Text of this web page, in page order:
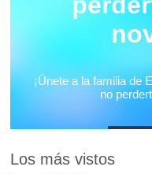
Los más vistos